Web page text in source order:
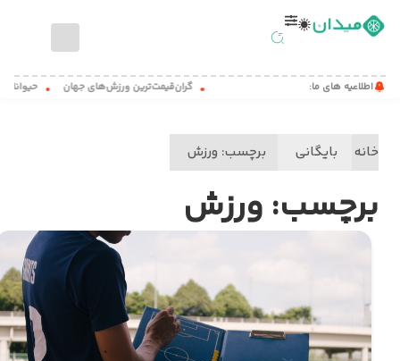
اطلاعیه های ما: گران‌قیمت‌ترین ورزش‌های جهان حیواناتی
خانه بایگانی برچسب: ورزش
برچسب: ورزش
صفحه
اصلی
اخبار
ورزشی
آموزشی
میدان
تماس